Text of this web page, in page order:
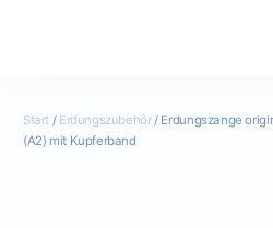
Start / Erdungszubehör/ Erdungszange
(A2) mit Kupferband